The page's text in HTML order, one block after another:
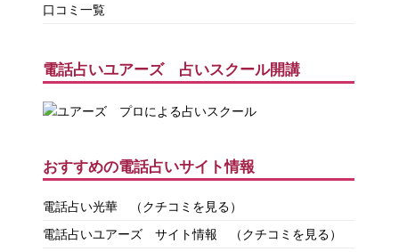
口コミ一覧
電話占いユアーズ 占いスクール開講
おすすめの電話占いサイト情報
電話占い光華
（クチコミを見る）
電話占いユアーズ サイト情報
（クチコミを見る）